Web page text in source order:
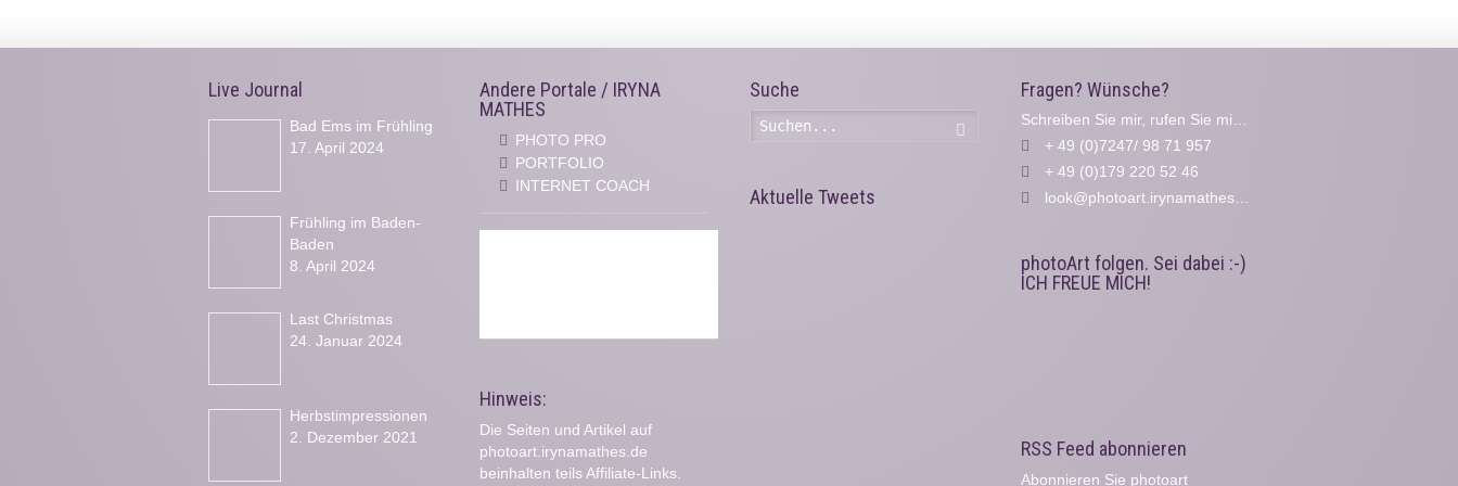
Live Journal
Bad Ems im Frühling
17. April 2024
Frühling im Baden-
Baden
8. April 2024
Last Christmas
24. Januar 2024
Herbstimpressionen
2. Dezember 2021
Andere Portale / IRYNA
MATHES
PHOTO PRO
PORTFOLIO
INTERNET COACH
Hinweis:
Die Seiten und Artikel auf
photoart.irynamathes.de
beinhalten teils Affiliate-Links.
Suche
Aktuelle Tweets
Fragen? Wünsche?
+ 49 (0)7247/ 98 71 957
+ 49 (0)179 220 52 46
look@photoart.irynamathes.de
photoArt folgen. Sei dabei :-)
ICH FREUE MICH!
RSS Feed abonnieren
Abonnieren Sie photoart